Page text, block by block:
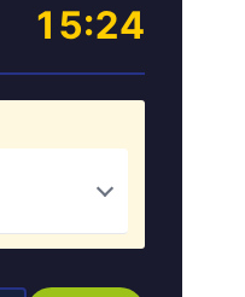
15:24